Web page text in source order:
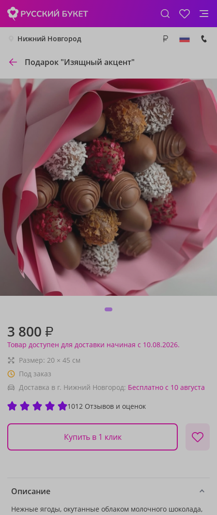
Нижний Новгород
Подарок "Изящный акцент"
3 800 ₽
Товар доступен для доставки начиная с 10.08.2026.
Размер: 20 × 45 см
Под заказ
Доставка в г. Нижний Новгород: Бесплатно с 10 августа
1012 Отзывов и оценок
Купить в 1 клик
Описание
Нежные ягоды, окутанные облаком молочного шоколада,